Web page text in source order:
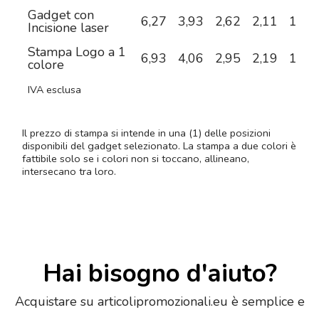
Gadget con
Incisione laser 6,27 3,93 2,62 2,11
1,74
Stampa Logo a 1
colore 6,93 4,06 2,95 2,19 1,74
IVA esclusa
Il prezzo di stampa si intende in una (1) delle posizioni
disponibili del gadget selezionato. La stampa a due colori è
fattibile solo se i colori non si toccano, allineano,
intersecano tra loro.
Hai bisogno d'aiuto?
Acquistare su articolipromozionali.eu è semplice e